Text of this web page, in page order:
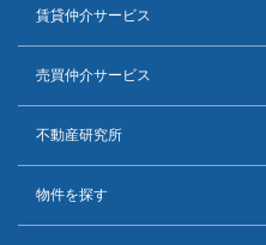
賃貸仲介サービス
売買仲介サービス
不動産研究所
物件を探す